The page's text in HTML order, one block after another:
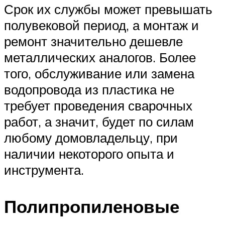
Срок их службы может превышать
полувековой период, а монтаж и
ремонт значительно дешевле
металлических аналогов. Более
того, обслуживание или замена
водопровода из пластика не
требует проведения сварочных
работ, а значит, будет по силам
любому домовладельцу, при
наличии некоторого опыта и
инструмента.
Полипропиленовые